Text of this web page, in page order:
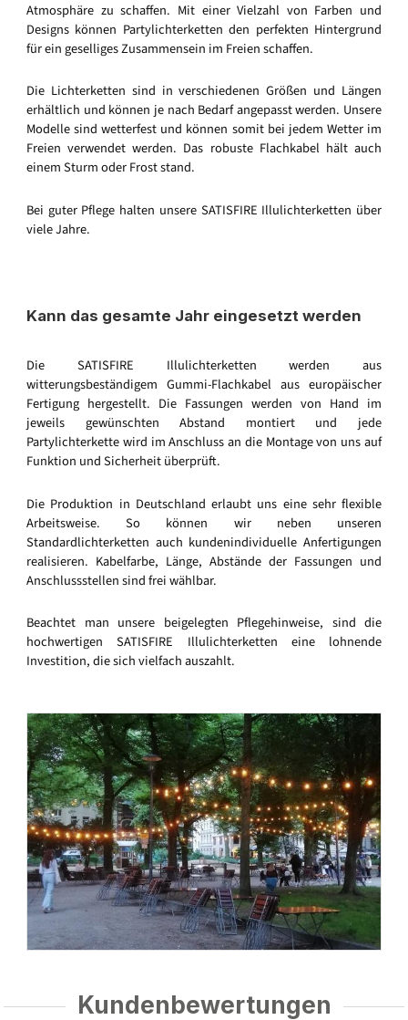
Atmosphäre zu schaffen. Mit einer Vielzahl von Farben und
Designs können Partylichterketten den perfekten Hintergrund
für ein geselliges Zusammensein im Freien schaffen.
Die Lichterketten sind in verschiedenen Größen und Längen
erhältlich und können je nach Bedarf angepasst werden. Unsere
Modelle sind wetterfest und können somit bei jedem Wetter im
Freien verwendet werden. Das robuste Flachkabel hält auch
einem Sturm oder Frost stand.
Bei guter Pflege halten unsere SATISFIRE Illulichterketten über
viele Jahre.
Kann das gesamte Jahr eingesetzt werden
Die SATISFIRE Illulichterketten werden aus
witterungsbeständigem Gummi-Flachkabel aus europäischer
Fertigung hergestellt. Die Fassungen werden von Hand im
jeweils gewünschten Abstand montiert und jede
Partylichterkette wird im Anschluss an die Montage von uns auf
Funktion und Sicherheit überprüft.
Die Produktion in Deutschland erlaubt uns eine sehr flexible
Arbeitsweise. So können wir neben unseren
Standardlichterketten auch kundenindividuelle Anfertigungen
realisieren. Kabelfarbe, Länge, Abstände der Fassungen und
Anschlussstellen sind frei wählbar.
Beachtet man unsere beigelegten Pflegehinweise, sind die
hochwertigen SATISFIRE Illulichterketten eine lohnende
Investition, die sich vielfach auszahlt.
Kundenbewertungen